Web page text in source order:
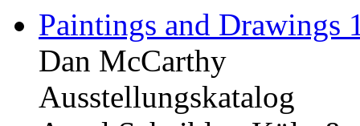
Paintings and Drawings
Dan McCarthy
Ausstellungskatalog